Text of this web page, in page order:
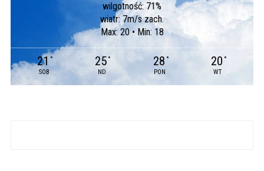
wilgotność: 71%
wiatr: 7m/s zach.
Max: 20 • Min: 18
21 °
SOB
25 °
ND
28 °
PON
20 °
WT